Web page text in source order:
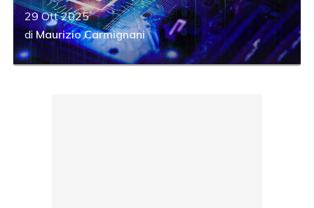
29 Ott 2025
diMaurizio Carmignani